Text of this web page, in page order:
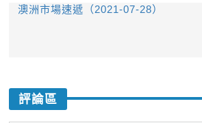
澳洲市場速遞（2021-07-28）
評論區